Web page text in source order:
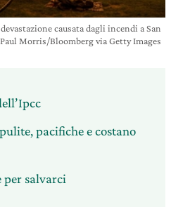
causata dagli incendi a San
Morris/Bloomberg via Getty Images
pacifiche e costano
per salvarci